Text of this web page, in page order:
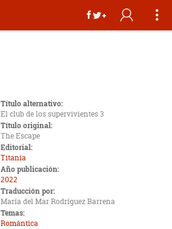
Título alternativo:
El club de los supervivientes 3
Título original:
The Escape
Editorial:
Titania
Año publicación:
2022
Traducción por:
María del Mar Rodríguez Barrena
Temas:
Romántica